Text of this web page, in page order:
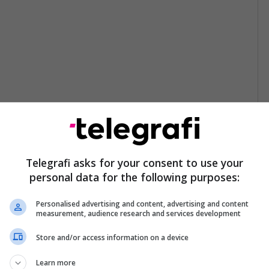
Telegrafi asks for your consent to use your
personal data for the following purposes:
Personalised advertising and content, advertising and content
measurement, audience research and services development
Store and/or access information on a device
Learn more